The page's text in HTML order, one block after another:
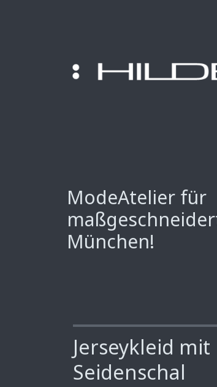
ModeAtelier für
München!
Jerseykleid mit
Seidenschal